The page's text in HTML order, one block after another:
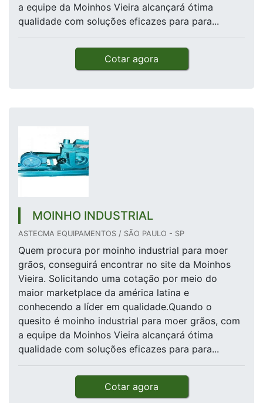
a equipe da Moinhos Vieira alcançará ótima
qualidade com soluções eficazes para para...
Cotar agora
MOINHO INDUSTRIAL
ASTECMA EQUIPAMENTOS / SÃO PAULO - SP
Quem procura por moinho industrial para moer
grãos, conseguirá encontrar no site da Moinhos
Vieira. Solicitando uma cotação por meio do
maior marketplace da américa latina e
conhecendo a líder em qualidade.Quando o
quesito é moinho industrial para moer grãos, com
a equipe da Moinhos Vieira alcançará ótima
qualidade com soluções eficazes para para...
Cotar agora